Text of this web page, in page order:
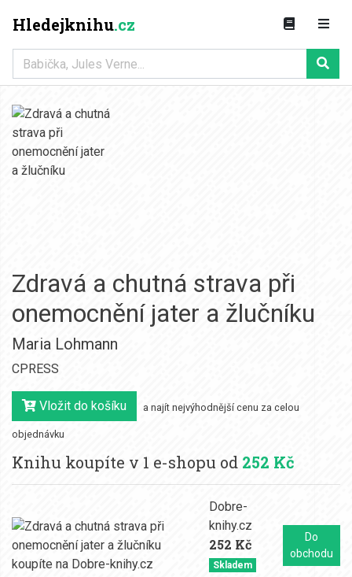
Hledejknihu.cz
Zdravá a chutná strava při
onemocnění jater a žlučníku
Maria Lohmann
CPRESS
Vložit do košíku a najít nejvýhodnější cenu za celou
objednávku
Knihu koupíte v 1 e-shopu od 252 Kč
Dobre-
knihy.cz
252 Kč
Skladem
Do
obchodu